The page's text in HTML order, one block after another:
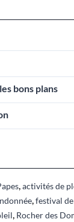
bons plans
,activités de
,festival
, Rocher des